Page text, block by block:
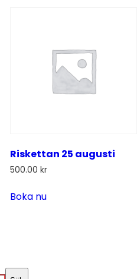
Riskettan 25 augusti
500.00 kr
Boka nu